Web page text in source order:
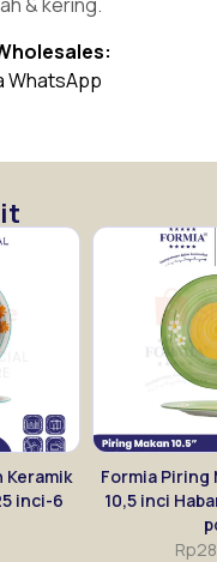
WhatsApp
Keramik
inci-6
Formia Piring
10,5 inci
Rp